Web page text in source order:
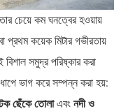
চেয়ে কম ঘনত্বের হওয়ায়
প্রথম কয়েক মিটার গভীরতায়
সমুদ্র পরিষ্কার করা
ভাগ করে সম্পন্ন করা হয়:
ছেঁকে তোলাএবং নদী ও